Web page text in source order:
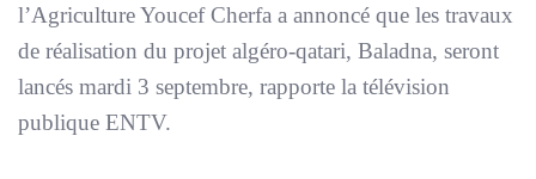
l’Agriculture Youcef Cherfa a annoncé que les travaux
de réalisation du projet algéro-qatari, Baladna, seront
lancés mardi 3 septembre, rapporte la télévision
publique ENTV.